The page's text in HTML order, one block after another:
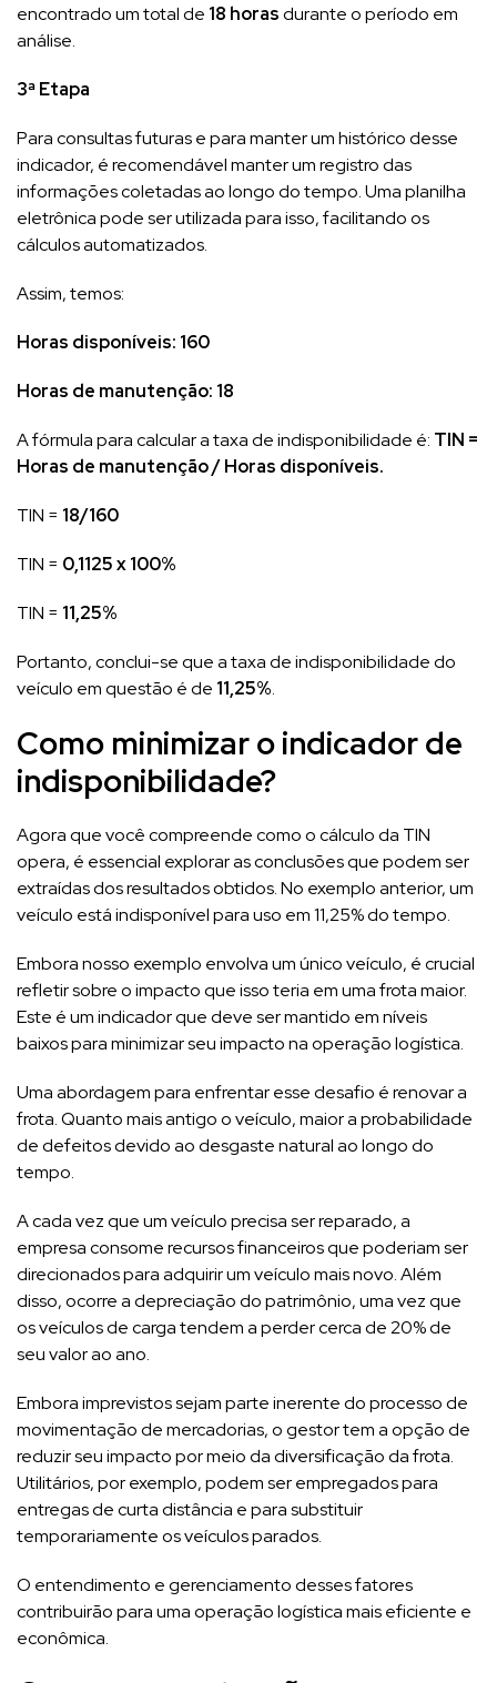
encontrado um total de 18 horasdurante o período em
análise.
3ª Etapa
Para consultas futuras e para manter um histórico desse
indicador, é recomendável manter um registro das
informações coletadas ao longo do tempo. Uma planilha
eletrônica pode ser utilizada para isso, facilitando os
cálculos automatizados.
Assim, temos:
Horas disponíveis: 160
Horas de manutenção: 18
A fórmula para calcular a taxa de indisponibilidade é: TIN =
Horas de manutenção / Horas disponíveis.
TIN = 18/160
TIN = 0,1125 x 100%
TIN = 11,25%
Portanto, conclui-se que a taxa de indisponibilidade do
veículo em questão é de 11,25%.
Como minimizar o indicador de
indisponibilidade?
Agora que você compreende como o cálculo da TIN
opera, é essencial explorar as conclusões que podem ser
extraídas dos resultados obtidos. No exemplo anterior, um
veículo está indisponível para uso em 11,25% do tempo.
Embora nosso exemplo envolva um único veículo, é crucial
refletir sobre o impacto que isso teria em uma frota maior.
Este é um indicador que deve ser mantido em níveis
baixos para minimizar seu impacto na operação logística.
Uma abordagem para enfrentar esse desafio é renovar a
frota. Quanto mais antigo o veículo, maior a probabilidade
de defeitos devido ao desgaste natural ao longo do
tempo.
A cada vez que um veículo precisa ser reparado, a
empresa consome recursos financeiros que poderiam ser
direcionados para adquirir um veículo mais novo. Além
disso, ocorre a depreciação do patrimônio, uma vez que
os veículos de carga tendem a perder cerca de 20% de
seu valor ao ano.
Embora imprevistos sejam parte inerente do processo de
movimentação de mercadorias, o gestor tem a opção de
reduzir seu impacto por meio da diversificação da frota.
Utilitários, por exemplo, podem ser empregados para
entregas de curta distância e para substituir
temporariamente os veículos parados.
O entendimento e gerenciamento desses fatores
contribuirão para uma operação logística mais eficiente e
econômica.